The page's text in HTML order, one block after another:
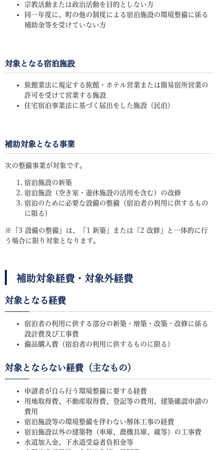
宗教活動または政治活動を目的としない方
同一年度に、町の他の制度による宿泊施設の環境整備に係る
補助金等を受けていない方
対象となる宿泊施設
旅館業法に規定する旅館・ホテル営業または簡易宿所営業の
許可を受けて営業する施設
住宅宿泊事業法に基づく届出をした施設（民泊）
補助対象となる事業
次の整備事業が対象です。
宿泊施設の新築
宿泊施設（空き家・遊休施設の活用を含む）の改修
宿泊のために必要な設備の整備（宿泊者の利用に供するもの
に限る）
※「3 設備の整備」は、「1 新築」または「2 改修」と一体的に行
う場合に限り対象となります。
補助対象経費・対象外経費
対象となる経費
宿泊者の利用に供する部分の新築・増築・改築・改修に係る
設計費及び工事費
備品購入費（宿泊者の利用に供するものに限る）
対象とならない経費（主なもの）
申請者が自ら行う環境整備に要する経費
用地取得費、不動産取得費、登記等の費用、建築確認申請の
費用
宿泊施設等の環境整備を伴わない解体工事の経費
宿泊施設以外の建築物（車庫、農機具庫、蔵等）の工事費
水道加入金、下水道受益者負担金等